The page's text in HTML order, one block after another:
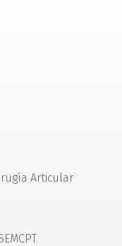
Articular